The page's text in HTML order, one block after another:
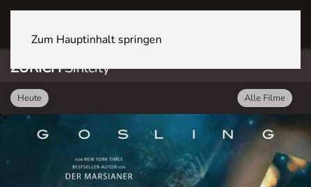
Zum Hauptinhalt springen
ZÜRICHSihlcity
Heute Alle Filme